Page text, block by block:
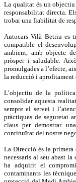
La qualitat és un
responsabilitat directa.
trobar una fiabilitat de
Autocars Vilà Betriu es
compatible el
ambient, amb objecte
pròsper i saludable.
promulgades a l’efecte,
la reducció i aprofitament
L’objectiu de la
consolidar aquesta
sempre el servei i
pràctiques de seguretat
claus per demostrar
continuïtat del nostre
La Direcció és la
necessaris al seu abast
ha adquirit el
contaminants les